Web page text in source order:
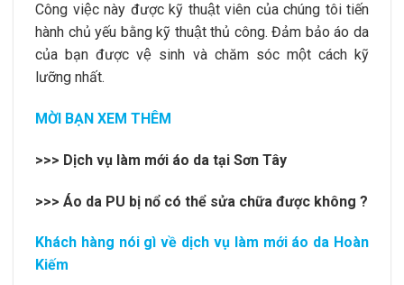
Công việc này được kỹ thuật viên của chúng tôi tiến
hành chủ yếu bằng kỹ thuật thủ công. Đảm bảo áo da
của bạn được vệ sinh và chăm sóc một cách kỹ
lưỡng nhất.
MỜI BẠN XEM THÊM
>>> Dịch vụ làm mới áo da tại Sơn Tây
>>> Áo da PU bị nổ có thể sửa chữa được không ?
Khách hàng nói gì về dịch vụ làm mới áo da Hoàn
Kiếm